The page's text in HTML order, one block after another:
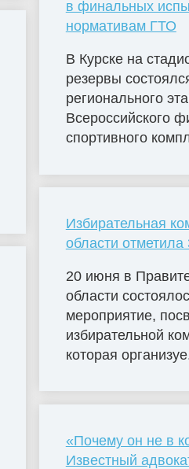
в финальных
нормативам ГТО
В Курске на
резервы
регионального
Всероссийского
спортивного
Избирательная
области
20 июня в
области
мероприятие,
избирательной
которая
«Почему он не в
Известный